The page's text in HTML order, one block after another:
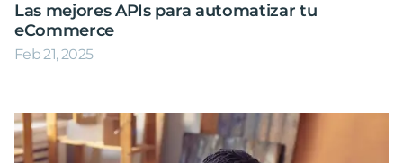
Las mejores APIs para automatizar tu
eCommerce
Feb 21, 2025